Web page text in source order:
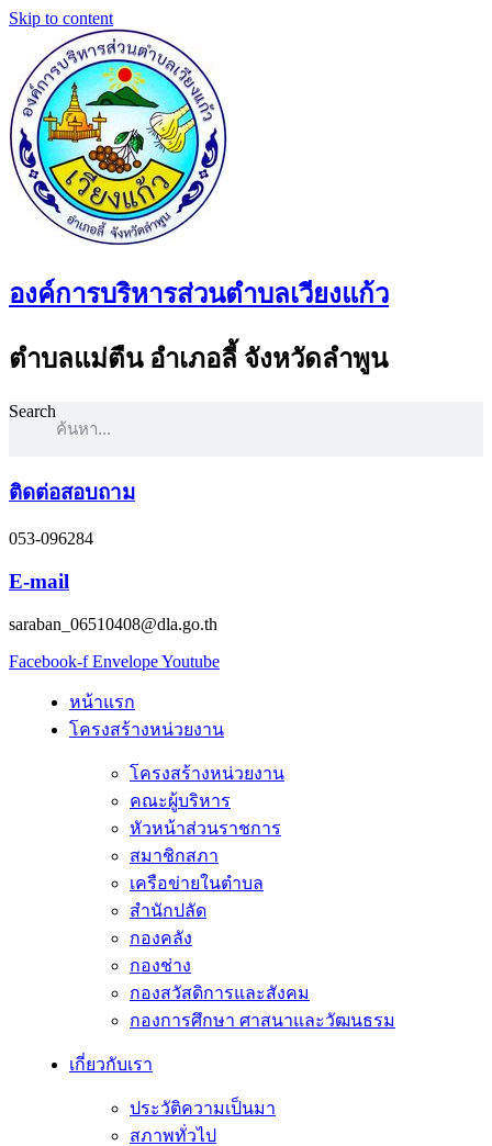
Skip to content
องค์การบริหารส่วนตำบลเวียงแก้ว
ตำบลแม่ตืน อำเภอลี้ จังหวัดลำพูน
Search
ติดต่อสอบถาม
053-096284
E-mail
saraban_06510408@dla.go.th
Facebook-f EnvelopeYoutube
หน้าแรก
โครงสร้างหน่วยงาน
โครงสร้างหน่วยงาน
คณะผู้บริหาร
หัวหน้าส่วนราชการ
สมาชิกสภา
เครือข่ายในตำบล
สำนักปลัด
กองคลัง
กองช่าง
กองสวัสดิการและสังคม
กองการศึกษา ศาสนาและวัฒนธรม
เกี่ยวกับเรา
ประวัติความเป็นมา
สภาพทั่วไป